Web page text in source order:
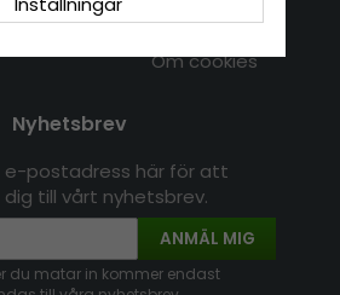
Nyhetsbrev
Om cookies
Nyhetsbrev
e-postadress här för att
till vårt nyhetsbrev.
ANMÄL MIG
du matar in kommer endast